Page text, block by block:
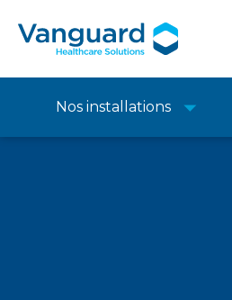
Nos installations